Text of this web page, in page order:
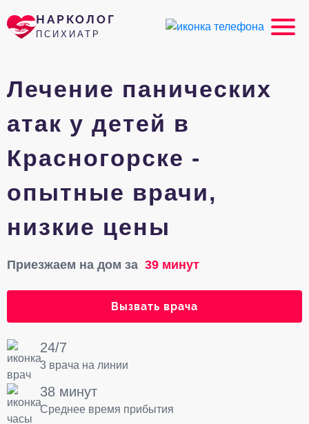
НАРКОЛОГ
ПСИХИАТР
Лечение панических
атак у детей в
Красногорске -
опытные врачи,
низкие цены
Приезжаем на дом за 39 минут
Вызвать врача
24/7
3 врача на линии
38 минут
Среднее время прибытия